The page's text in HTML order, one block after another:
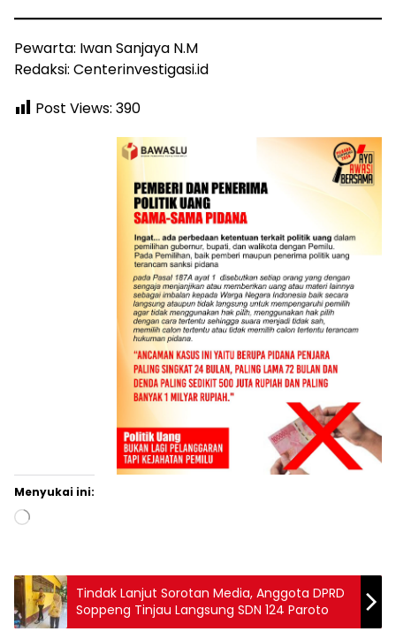
Pewarta: Iwan Sanjaya N.M
Redaksi: Centerinvestigasi.id
Post Views: 390
Menyukai ini:
Memuat...
Tindak Lanjut Sorotan Media, Anggota DPRD
Soppeng Tinjau Langsung SDN 124 Paroto